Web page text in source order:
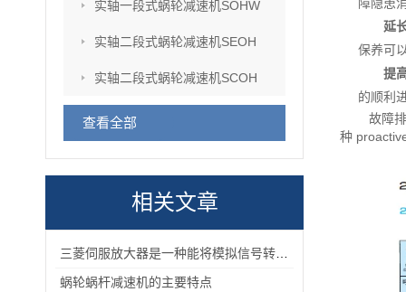
实轴一段式蜗轮减速机SOHW
实轴二段式蜗轮减速机SEOH
实轴二段式蜗轮减速机SCOH
查看全部
相关文章
蜗轮蜗杆减速机的主要特点
延
保养可
提
的顺利
故障
种